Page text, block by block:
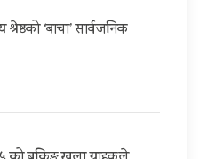
‘बाचा’ सार्वजनिक